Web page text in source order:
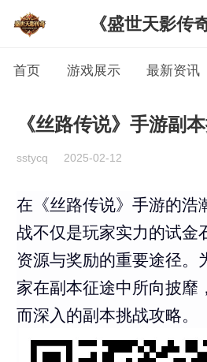
《盛世天影传
首页 游戏展示 最新资讯
《丝路传说》手游副
sstycq 2025-02-12
在《丝路传说》手游的浩
战不仅是玩家实力的试金
资源与奖励的重要途径。
家在副本征途中所向披靡
而深入的副本挑战攻略。